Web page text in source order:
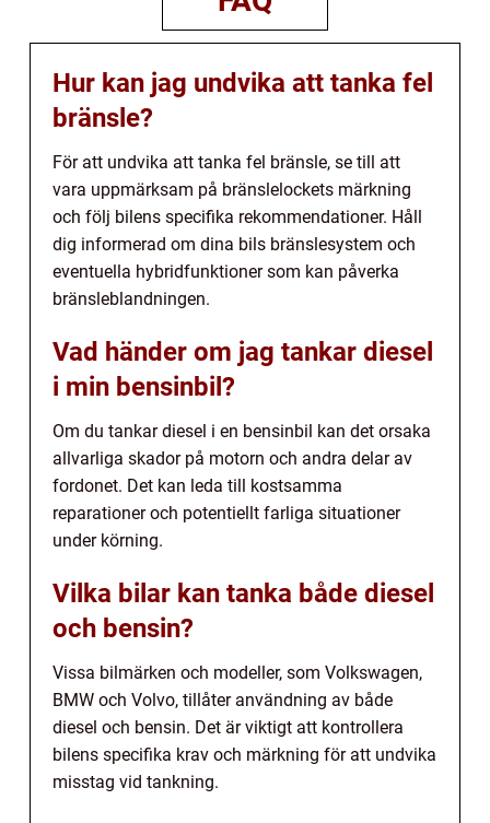
Hur kan jag undvika att tanka fel
bränsle?
För att undvika att tanka fel bränsle, se till att
vara uppmärksam på bränslelockets märkning
och följ bilens specifika rekommendationer. Håll
dig informerad om dina bils bränslesystem och
eventuella hybridfunktioner som kan påverka
bränsleblandningen.
Vad händer om jag tankar diesel
i min bensinbil?
Om du tankar diesel i en bensinbil kan det orsaka
allvarliga skador på motorn och andra delar av
fordonet. Det kan leda till kostsamma
reparationer och potentiellt farliga situationer
under körning.
Vilka bilar kan tanka både diesel
och bensin?
Vissa bilmärken och modeller, som Volkswagen,
BMW och Volvo, tillåter användning av både
diesel och bensin. Det är viktigt att kontrollera
bilens specifika krav och märkning för att undvika
misstag vid tankning.